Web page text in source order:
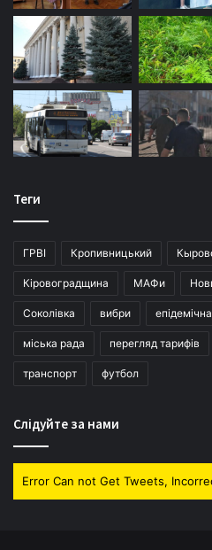
Теги
ГРВІ Кропивницький
Кіровоградщина МАФи
Соколівка вибри
міська рада перегляд тарифів
транспорт футбол
Слідуйте за нами
Error Can not Get Tweets,